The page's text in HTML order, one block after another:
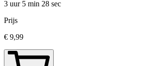
3 uur 5 min 28 sec
Prijs
€ 9,99